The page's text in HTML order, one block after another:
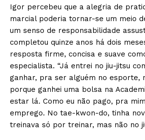
Igor percebeu que a alegria de
marcial poderia tornar-se um meio
um senso de responsabilidade
completou quinze anos há dois
resposta firme, concisa e suave
especialista. “Já entrei no jiu-jitsu
ganhar, pra ser alguém no esporte,
porque ganhei uma bolsa na
estar lá. Como eu não pago, pra
emprego. No tae-kwon-do, tinha
treinava só por treinar, mas não no